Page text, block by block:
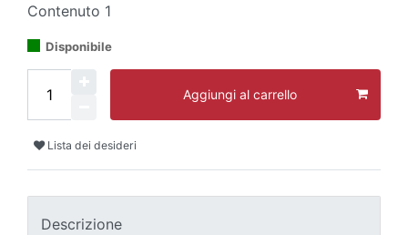
Contenuto 1
Disponibile
Aggiungi al carrello
Lista dei desideri
Descrizione